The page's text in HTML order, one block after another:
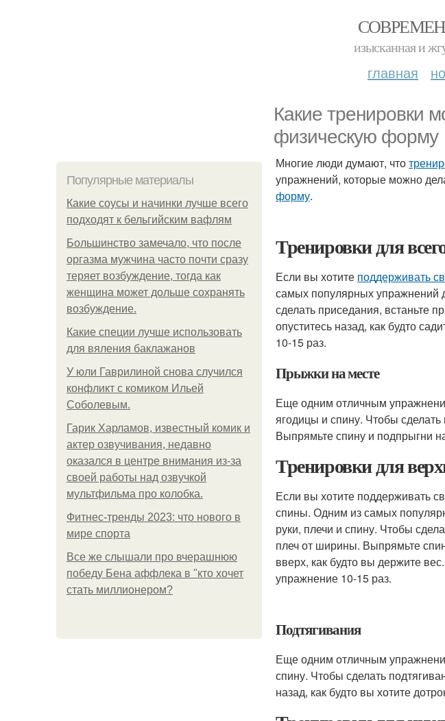
изысканная и
главная
Какие тренировки
физическую форму
Популярные материалы
Какие соусы и начинки лучше всего
подходят к бельгийским вафлям
Большинство замечало, что после
оргазма мужчина часто почти сразу
теряет возбуждение, тогда как
женщина может дольше сохранять
возбуждение.
Какие специи лучше использовать
для вяления баклажанов
У юли Гаврилиной снова случился
конфликт с комиком Ильей
Соболевым.
Гарик Харламов, известный комик и
актер озвучивания, недавно
оказался в центре внимания из-за
своей работы над озвучкой
мультфильма про колобка.
Фитнес-тренды 2023: что нового в
мире спорта
Все же слышали про вчерашнюю
победу Бена аффлека в "кто хочет
стать миллионером?
Многие люди думают, что
упражнений, которые можно
форму.
Тренировки для
Если вы хотите поддерживать
самых популярных упражнений
сделать приседания, встаньте
опуститесь назад, как будто
10-15 раз.
Прыжки на месте
Еще одним отличным
ягодицы и спину. Чтобы
Выпрямьте спину и подпрыгни
Тренировки для
Если вы хотите поддерживать
спины. Одним из самых
руки, плечи и спину. Чтобы
плеч от ширины. Выпрямьте
вверх, как будто вы держите
упражнение 10-15 раз.
Подтягивания
Еще одним отличным
спину. Чтобы сделать
назад, как будто вы хотите